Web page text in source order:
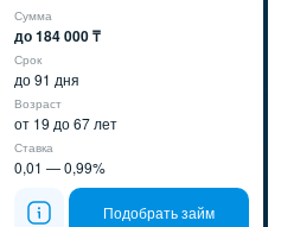
Сумма
до 184 000 ₸
Срок
до 91 дня
Возраст
от 19 до 67 лет
Ставка
0,01 — 0,99%
Подобрать займ